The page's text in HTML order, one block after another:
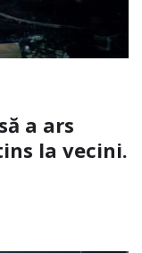
a ars
la vecini.